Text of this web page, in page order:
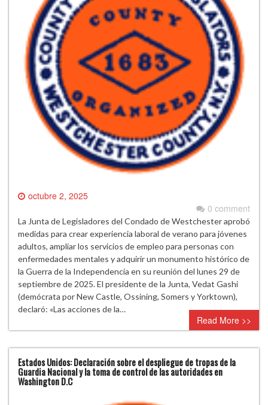
octubre 2, 2025
0 comment
La Junta de Legisladores del Condado de Westchester aprobó
medidas para crear experiencia laboral de verano para jóvenes
adultos, ampliar los servicios de empleo para personas con
enfermedades mentales y adquirir un monumento histórico de
la Guerra de la Independencia en su reunión del lunes 29 de
septiembre de 2025. El presidente de la Junta, Vedat Gashi
(demócrata por New Castle, Ossining, Somers y Yorktown),
declaró: «Las acciones de la…
Read More >>
Estados Unidos: Declaración sobre el despliegue de tropas de la
Guardia Nacional y la toma de control de las autoridades en
Washington D.C